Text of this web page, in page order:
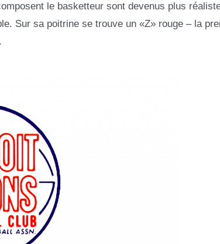
le basketteur sont devenus plus
Sur sa poitrine se trouve un «Z» rouge – la